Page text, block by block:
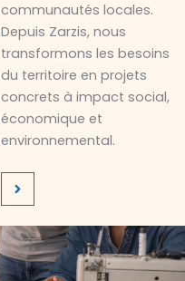
communautés locales.
Depuis Zarzis, nous
transformons les besoins
du territoire en projets
concrets à impact social,
économique et
environnemental.